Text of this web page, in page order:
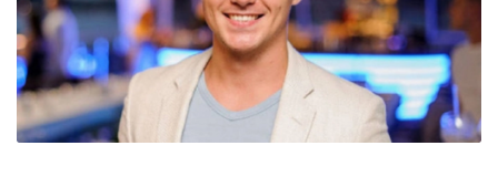
XIX
Спартакіада
VolWe...
29 Липня 2026
574 переглядів
Всі розділи